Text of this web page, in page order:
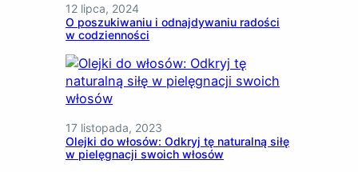
12 lipca, 2024
O poszukiwaniu i odnajdywaniu radości
w codzienności
17 listopada, 2023
Olejki do włosów: Odkryj tę naturalną siłę
w pielęgnacji swoich włosów